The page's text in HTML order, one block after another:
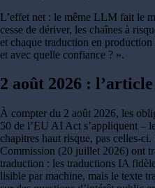
L’effet net : le même LLM fait le
cesse de dériver, les chaînes à
et chaque traduction en
et avec quelle confiance ? ».
2 août 2026 :
À compter du 2 août 2026, les
50 de l’EU AI Act s’appliquent –
chapitres haut risque, pas celles-
Commission (20 juillet 2026) ont
traduction : les traductions IA
lisible par machine, mais le texte